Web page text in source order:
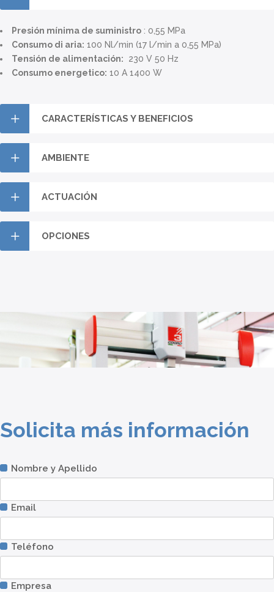
Presión mínima de suministro : 0,55 MPa
Consumo di aria: 100 Nl/min (17 l/min a 0,55 MPa)
Tensión de alimentación: 230 V 50 Hz
Consumo energetico: 10 A 1400 W
CARACTERÍSTICAS Y BENEFICIOS
AMBIENTE
ACTUACIÓN
OPCIONES
Solicita más información
Nombre y Apellido
Email
Teléfono
Empresa